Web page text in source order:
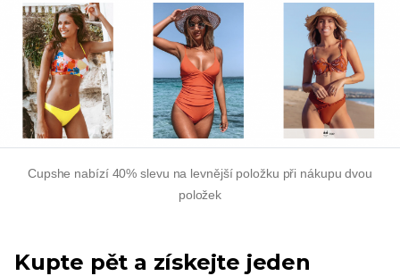
Cupshe nabízí 40% slevu na levnější položku při nákupu dvou
položek
Kupte pět a získejte jeden